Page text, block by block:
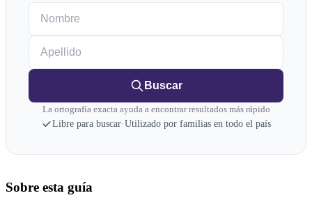
Buscar
La ortografía exacta ayuda a encontrar resultados más rápido
Libre para buscar·Utilizado por familias en todo el país
Sobre esta guía